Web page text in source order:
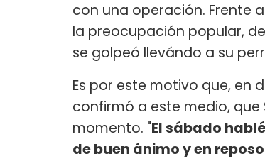
con una operación. Frente
la preocupación popular,
se golpeó llevándo a su
Es por este motivo que, en
confirmó a este medio,
momento. "El sábado
de buen ánimo y en